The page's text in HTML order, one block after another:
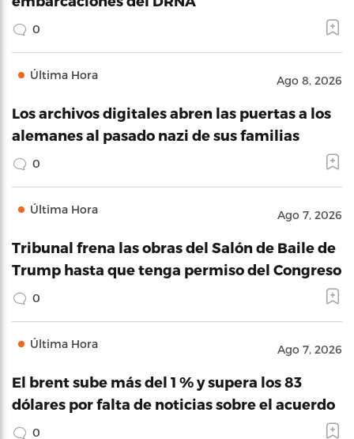
0
Última Hora Ago 8, 2026
Los archivos digitales abren las puertas a los
alemanes al pasado nazi de sus familias
0
Última Hora Ago 7, 2026
Tribunal frena las obras del Salón de Baile de
Trump hasta que tenga permiso del Congreso
0
Última Hora Ago 7, 2026
El brent sube más del 1 % y supera los 83
dólares por falta de noticias sobre el acuerdo
0